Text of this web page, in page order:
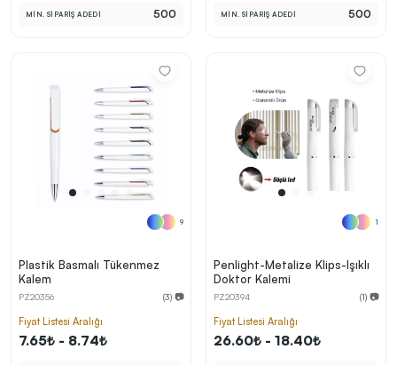
MİN. SİPARİŞ ADEDİ 500 MİN. SİPARİŞ ADEDİ 500
9
Plastik Basmalı Tükenmez
Kalem
PZ20356 (3) 📷
Fiyat Listesi Aralığı
7.65₺ - 8.74₺
1
Penlight-Metalize Klips-Işıklı
Doktor Kalemi
PZ20394 (1) 📷
Fiyat Listesi Aralığı
26.60₺ - 18.40₺